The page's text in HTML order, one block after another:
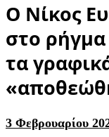
Ο Νίκος
στο ρήγμα
τα
3 Φεβρουαρίου